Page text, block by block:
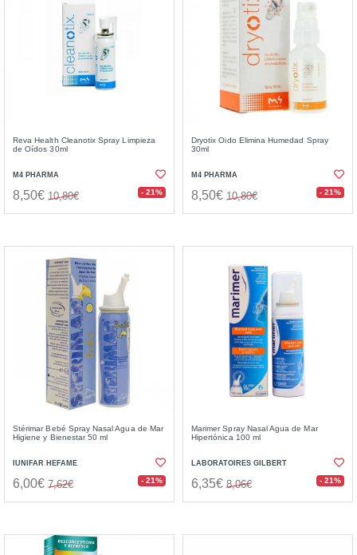
Reva Health Cleanotix Spray Limpieza
de Oídos 30ml
M4 PHARMA
8,50€ 10,80€ - 21%
Dryotix Oido Elimina Humedad Spray
30ml
M4 PHARMA
8,50€ 10,80€ - 21%
Stérimar Bebé Spray Nasal Agua de Mar
Higiene y Bienestar 50 ml
IUNIFAR HEFAME
6,00€ 7,62€ - 21%
Marimer Spray Nasal Agua de Mar
Hipertónica 100 ml
LABORATOIRES GILBERT
6,35€ 8,06€ - 21%